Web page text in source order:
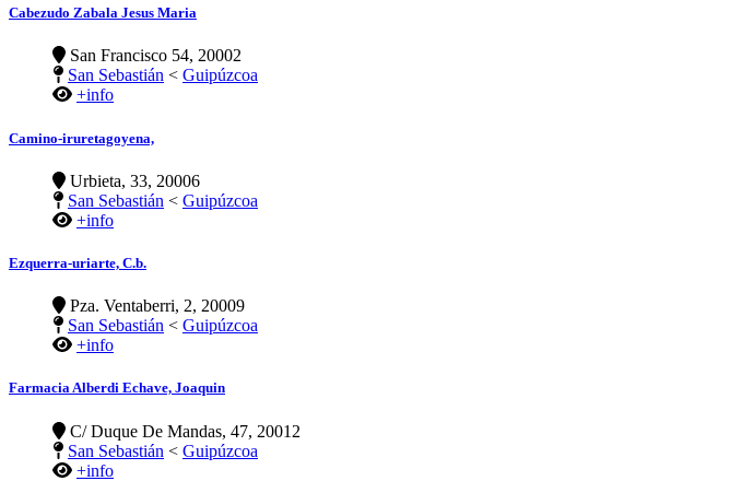
Cabezudo Zabala Jesus Maria
San Francisco 54, 20002
San Sebastián < Guipúzcoa
+info
Camino-iruretagoyena,
Urbieta, 33, 20006
San Sebastián < Guipúzcoa
+info
Ezquerra-uriarte, C.b.
Pza. Ventaberri, 2, 20009
San Sebastián < Guipúzcoa
+info
Farmacia Alberdi Echave, Joaquin
C/ Duque De Mandas, 47, 20012
San Sebastián < Guipúzcoa
+info